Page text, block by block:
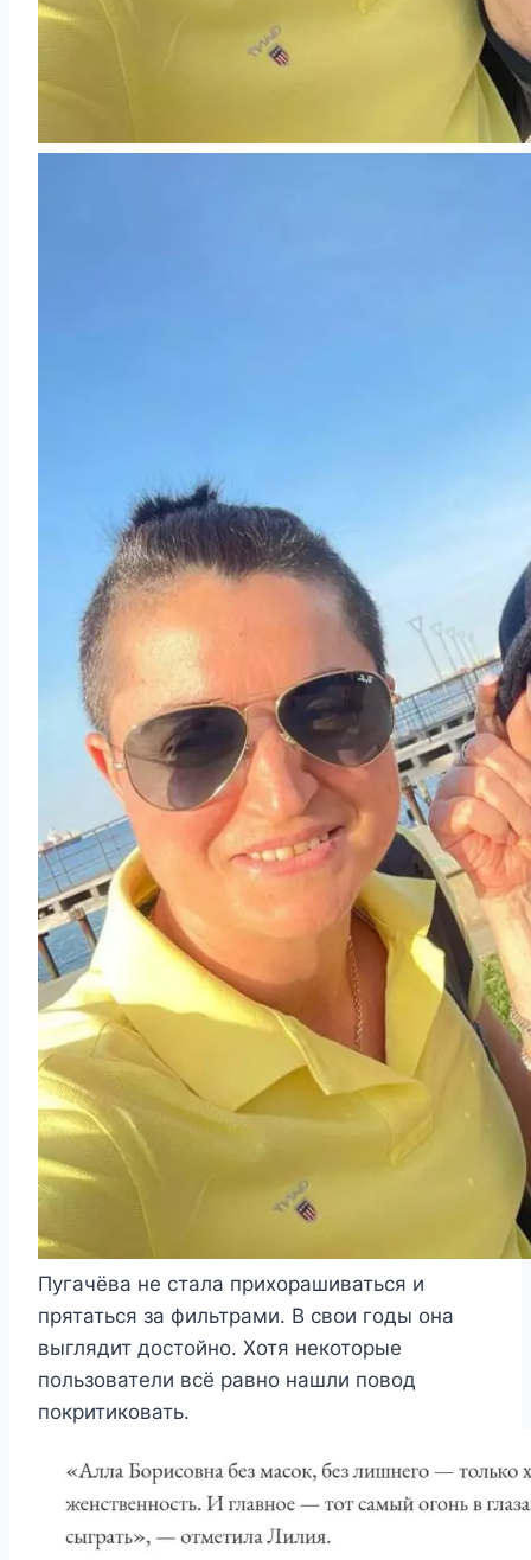
Пугачёва не стала прихорашиваться и
прятаться за фильтрами. В свои годы она
выглядит достойно. Хотя некоторые
пользователи всё равно нашли повод
покритиковать.